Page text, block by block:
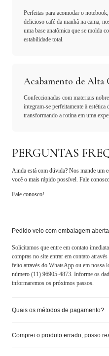
Perfeitas para acomodar o
delicioso café da manhã na cama,
uma base anatômica que se molda
estabilidade total.
Acabamento de Alta
Confeccionadas com materiais
integram-se perfeitamente à estética
transformando a rotina em uma
PERGUNTAS
Ainda está com dúvida? Nos mande um
você o mais rápido possível. Fale
Fale conosco!
Pedido veio com embalagem
Solicitamos que entre em contato
compras no site entrar em contato
feito através do WhatsApp ou em nossa
número (11) 96905-4873. Informe os
informaremos os próximos passos.
Quais os métodos de pagamento?
Comprei o produto errado, posso